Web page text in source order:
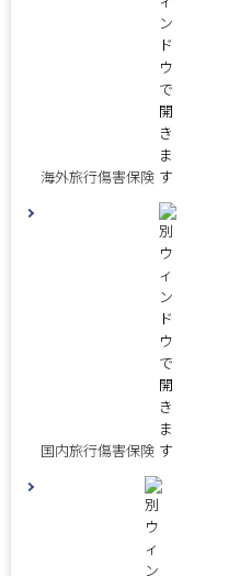
海外旅行傷害保険
国内旅行傷害保険